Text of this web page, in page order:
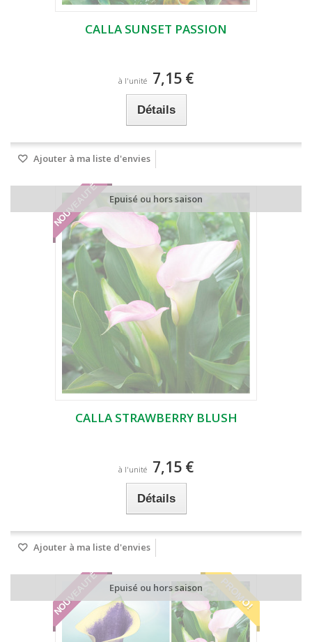
CALLA SUNSET PASSION
à l'unité 7,15 €
Détails
Ajouter à ma liste d'envies
Epuisé ou hors saison
NOUVEAUTÉ
CALLA STRAWBERRY BLUSH
à l'unité 7,15 €
Détails
Ajouter à ma liste d'envies
Epuisé ou hors saison
NOUVEAUTÉ PROMO!